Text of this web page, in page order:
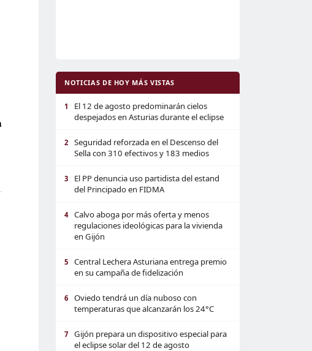
NOTICIAS DE HOY MÁS VISTAS
1
El 12 de agosto predominarán cielos
despejados en Asturias durante el eclipse
2
Seguridad reforzada en el Descenso del
Sella con 310 efectivos y 183 medios
3
El PP denuncia uso partidista del estand
del Principado en FIDMA
4
Calvo aboga por más oferta y menos
regulaciones ideológicas para la vivienda
en Gijón
5
Central Lechera Asturiana entrega premio
en su campaña de fidelización
6
Oviedo tendrá un día nuboso con
temperaturas que alcanzarán los 24°C
7
Gijón prepara un dispositivo especial para
el eclipse solar del 12 de agosto